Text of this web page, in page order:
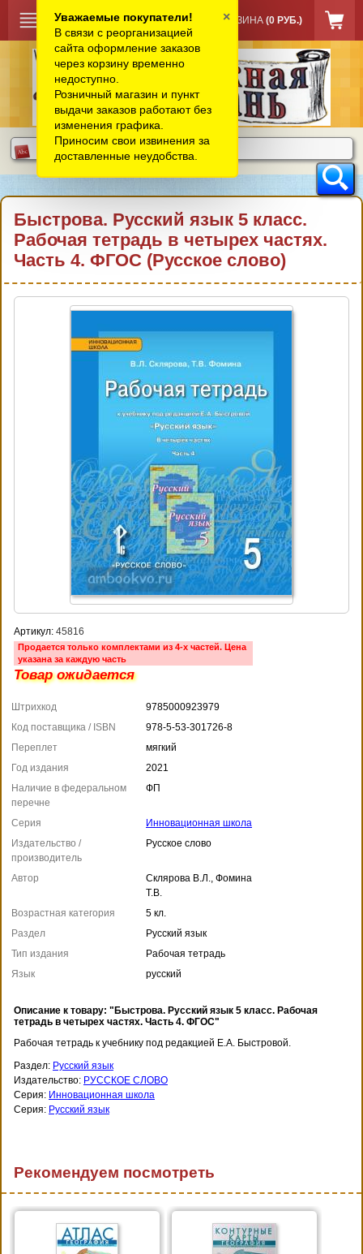
КОРЗИНА (0 РУБ.)
Быстрова. Русский язык 5 класс.
Рабочая тетрадь в четырех частях.
Часть 4. ФГОС (Русское слово)
Артикул: 45816
Продается только комплектами из 4-х частей. Цена
указана за каждую часть
Товар ожидается
Штрихкод
9785000923979
Код поставщика / ISBN
978-5-53-301726-8
Переплет
мягкий
Год издания
2021
Наличие в федеральном
перечне
ФП
Серия
Инновационная школа
Издательство /
производитель
Русское слово
Автор
Склярова В.Л., Фомина
Т.В.
Возрастная категория
5 кл.
Раздел
Русский язык
Тип издания
Рабочая тетрадь
Язык
русский
Описание к товару: "Быстрова. Русский язык 5 класс. Рабочая
тетрадь в четырех частях. Часть 4. ФГОС"
Рабочая тетрадь к учебнику под редакцией Е.А. Быстровой.
Раздел: Русский язык
Издательство: РУССКОЕ СЛОВО
Серия: Инновационная школа
Серия: Русский язык
Рекомендуем посмотреть
Уважаемые покупатели!
В связи с реорганизацией
сайта оформление заказов
через корзину временно
недоступно.
Розничный магазин и пункт
выдачи заказов работают без
изменения графика.
Приносим свои извинения за
доставленные неудобства.
×